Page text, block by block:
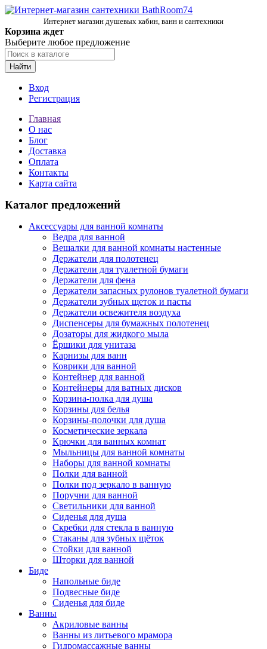
Интернет магазин душевых кабин, ванн и сантехники
Корзина ждет
Выберите любое предложение
Найти
Вход
Регистрация
Главная
О нас
Блог
Доставка
Оплата
Контакты
Карта сайта
Каталог предложений
Аксессуары для ванной комнаты
Ведра для ванной
Вешалки для ванной комнаты настенные
Держатели для полотенец
Держатели для туалетной бумаги
Держатели для фена
Держатели запасных рулонов туалетной бумаги
Держатели зубных щеток и пасты
Держатели освежителя воздуха
Диспенсеры для бумажных полотенец
Дозаторы для жидкого мыла
Ёршики для унитаза
Карнизы для ванн
Коврики для ванной
Контейнер для ванной
Контейнеры для ватных дисков
Корзина-полка для душа
Корзины для белья
Корзины-полочки для душа
Косметические зеркала
Крючки для ванных комнат
Мыльницы для ванной комнаты
Наборы для ванной комнаты
Полки для ванной
Полки под зеркало в ванную
Поручни для ванной
Светильники для ванной
Сиденья для душа
Скребки для стекла в ванную
Стаканы для зубных щёток
Стойки для ванной
Шторки для ванной
Биде
Напольные биде
Подвесные биде
Сиденья для биде
Ванны
Акриловые ванны
Ванны из литьевого мрамора
Гидромассажные ванны